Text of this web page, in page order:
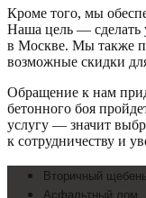
Кроме того, мы
Наша цель — сделать
в Москве. Мы также
возможные скидки
Обращение к нам
бетонного боя
услугу — значит
к сотрудничеству и
Вторичный щебень
Асфальтный лом